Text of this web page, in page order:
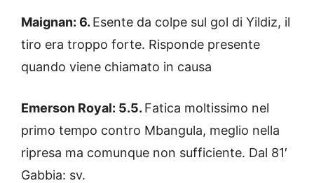
Maignan: 6. Esente da colpe sul gol di Yildiz, il
tiro era troppo forte. Risponde presente
quando viene chiamato in causa
Emerson Royal: 5.5. Fatica moltissimo nel
primo tempo contro Mbangula, meglio nella
ripresa ma comunque non sufficiente. Dal 81′
Gabbia: sv.